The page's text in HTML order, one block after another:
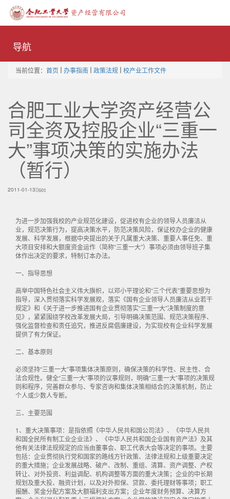
导航
当前位置： 首页 办事指南 政策法规 校产业工作文件
合肥工业大学资产经营公
司全资及控股企业“三重一
大”事项决策的实施办法
（暂行）
2011-01-13 601
为进一步加强我校的产业规范化建设，促进校有企业的领导人员廉洁从
业，规范决策行为，提高决策水平，防范决策风险，保证校办企业的健康
发展、科学发展，根据中央提出的关于凡属重大决策、重要人事任免、重
大项目安排和大额度资金运作（简称“三重一大”）事项必须由领导班子集
体作出决定的要求，特制订本办法。
一、指导思想
高举中国特色社会主义伟大旗帜，以邓小平理论和“三个代表”重要思想为
指导，深入贯彻落实科学发展观，落实《国有企业领导人员廉洁从业若干
规定》和《关于进一步推进国有企业贯彻落实“三重一大”决策制度的意
见》，紧紧围绕学校改革发展大局，引导明确决策范围、规范决策程序、
强化监督检查和责任追究，推进反腐倡廉建设，为实现校有企业科学发展
提供了有力保证。
二、基本原则
必须坚持“三重一大”事项集体决策原则，确保决策的科学性、民主性、合
法合规性。健全“三重一大”事项的议事规则，明确“三重一大”事项的决策规
则和程序，完善群众参与、专家咨询和集体决策相结合的决策机制，防止
个人或少数人专断。
三、主要范围
1、重大决策事项：是指依照《中华人民共和国公司法》、《中华人民共
和国全民所有制工业企业法》、《中华人民共和国企业国有资产法》及其
他有关法律法规规定的应当由董事会、职工代表大会等决定的事项。主要
包括：企业贯彻执行党和国家的路线方针政策、法律法规和上级重要决定
的重大措施；企业发展战略、破产、改制、重组、清算、资产调整、产权
转让、对外投资、利益调配、机构调整等方面的重大决策；企业的中长期
规划及重大投、融资计划，以及对外担保、贷款、委托理财等事项；职工
报酬、奖金分配方案及大额福利支出方案；企业年度财务预算、决算方